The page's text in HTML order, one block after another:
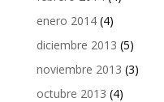
enero 2014(4)
diciembre 2013 (5)
noviembre 2013 (3)
octubre 2013 (4)